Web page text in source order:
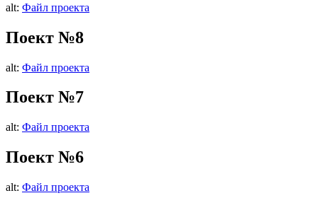
alt: Файл проекта
Поект №8
alt: Файл проекта
Поект №7
alt: Файл проекта
Поект №6
alt: Файл проекта